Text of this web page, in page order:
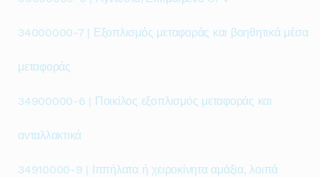
34000000-7 | Εξοπλισμός μεταφοράς και βοηθητικά μέσα
μεταφοράς
34900000-6 | Ποικίλος εξοπλισμός μεταφοράς και
ανταλλακτικά
34910000-9 | Ιππήλατα ή χειροκίνητα αμάξια, λοιπά